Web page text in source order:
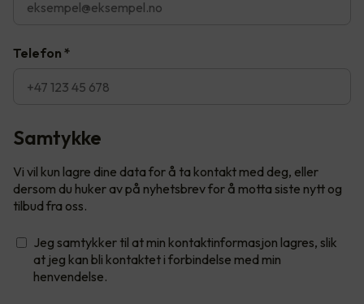
Telefon *
Samtykke
Vi vil kun lagre dine data for å ta kontakt med deg, eller
dersom du huker av på nyhetsbrev for å motta siste nytt og
tilbud fra oss.
Jeg samtykker til at min kontaktinformasjon lagres, slik
at jeg kan bli kontaktet i forbindelse med min
henvendelse.